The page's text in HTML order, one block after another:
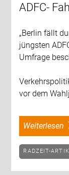
ADFC-
„Berlin fällt
jüngsten
Umfrage
vor dem
weiterlesen
RADZEIT-